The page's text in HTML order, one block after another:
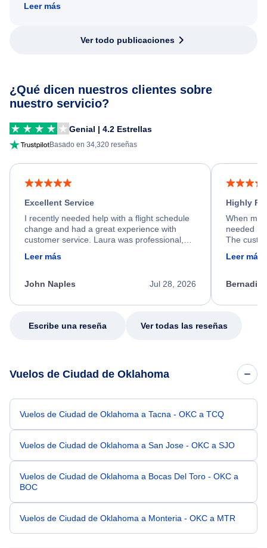
Leer más
Ver todo publicaciones
¿Qué dicen nuestros clientes sobre
nuestro servicio?
Genial | 4.2 Estrellas
Basado en 34,320 reseñas
Excellent Service
I recently needed help with a flight schedule
change and had a great experience with
customer service. Laura was professional,
friendly, and very helpful throughout the
process. She quickly found a solution and
appreciate her excellent service.
Leer más
Jul 28, 2026
John Naples
Highly
When my
needed
The
calm,
my issue.
Leer más
Escribe una reseña Ver todas las reseñas
Vuelos de Ciudad de Oklahoma
Vuelos de Ciudad de Oklahoma a Tacna - OKC a TCQ
Vuelos de Ciudad de Oklahoma a San Jose - OKC a SJO
Vuelos de Ciudad de Oklahoma a Bocas Del Toro - OKC a
BOC
Vuelos de Ciudad de Oklahoma a Monteria - OKC a MTR